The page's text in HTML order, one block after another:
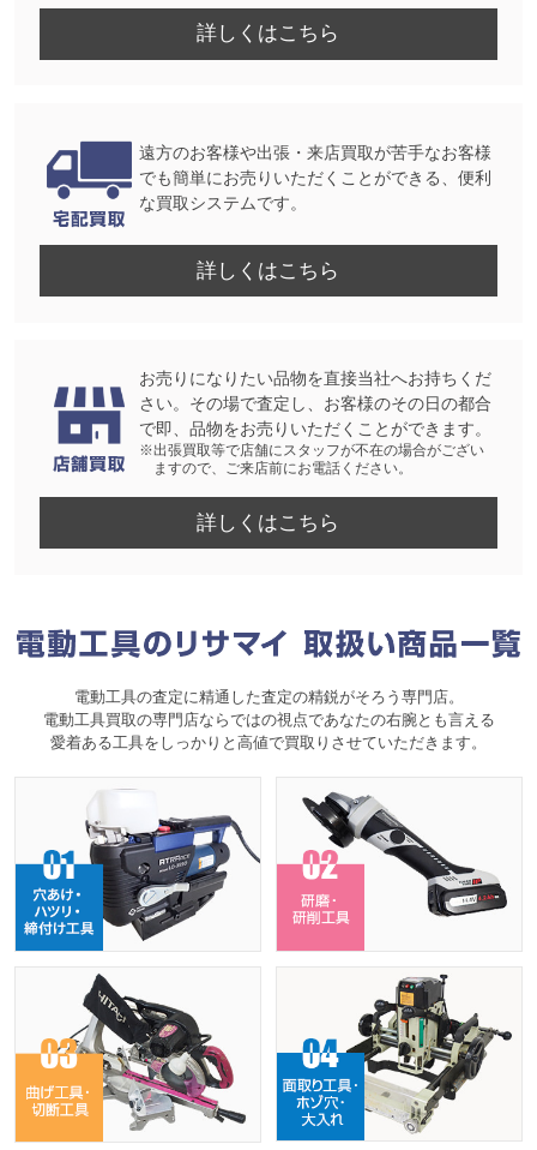
詳しくはこちら
遠方のお客様や出張・来店買取が苦手なお客様
でも簡単にお売りいただくことができる、便利
な買取システムです。
詳しくはこちら
お売りになりたい品物を直接当社へお持ちくだ
さい。その場で査定し、お客様のその日の都合
で即、品物をお売りいただくことができます。
※出張買取等で店舗にスタッフが不在の場合がござい
ますので、ご来店前にお電話ください。
詳しくはこちら
電動工具の査定に精通した査定の精鋭がそろう専門店。
電動工具買取の専門店ならではの視点であなたの右腕とも言える
愛着ある工具をしっかりと高値で買取りさせていただきます。